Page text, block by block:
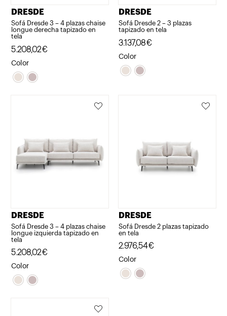
DRESDE
Sofá Dresde 3 – 4 plazas chaise
longue derecha tapizado en
tela
5.208,02€
Color
DRESDE
Sofá Dresde 2 – 3 plazas
tapizado en tela
3.137,08€
Color
DRESDE
Sofá Dresde 3 – 4 plazas chaise
longue izquierda tapizado en
tela
5.208,02€
Color
DRESDE
Sofá Dresde 2 plazas tapizado
en tela
2.976,54€
Color